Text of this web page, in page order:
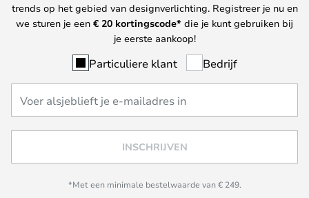
trends op het gebied van designverlichting. Registreer je nu en
we sturen je een € 20 kortingscode* die je kunt gebruiken bij
je eerste aankoop!
Particuliere klant Bedrijf
INSCHRIJVEN
*Met een minimale bestelwaarde van € 249.